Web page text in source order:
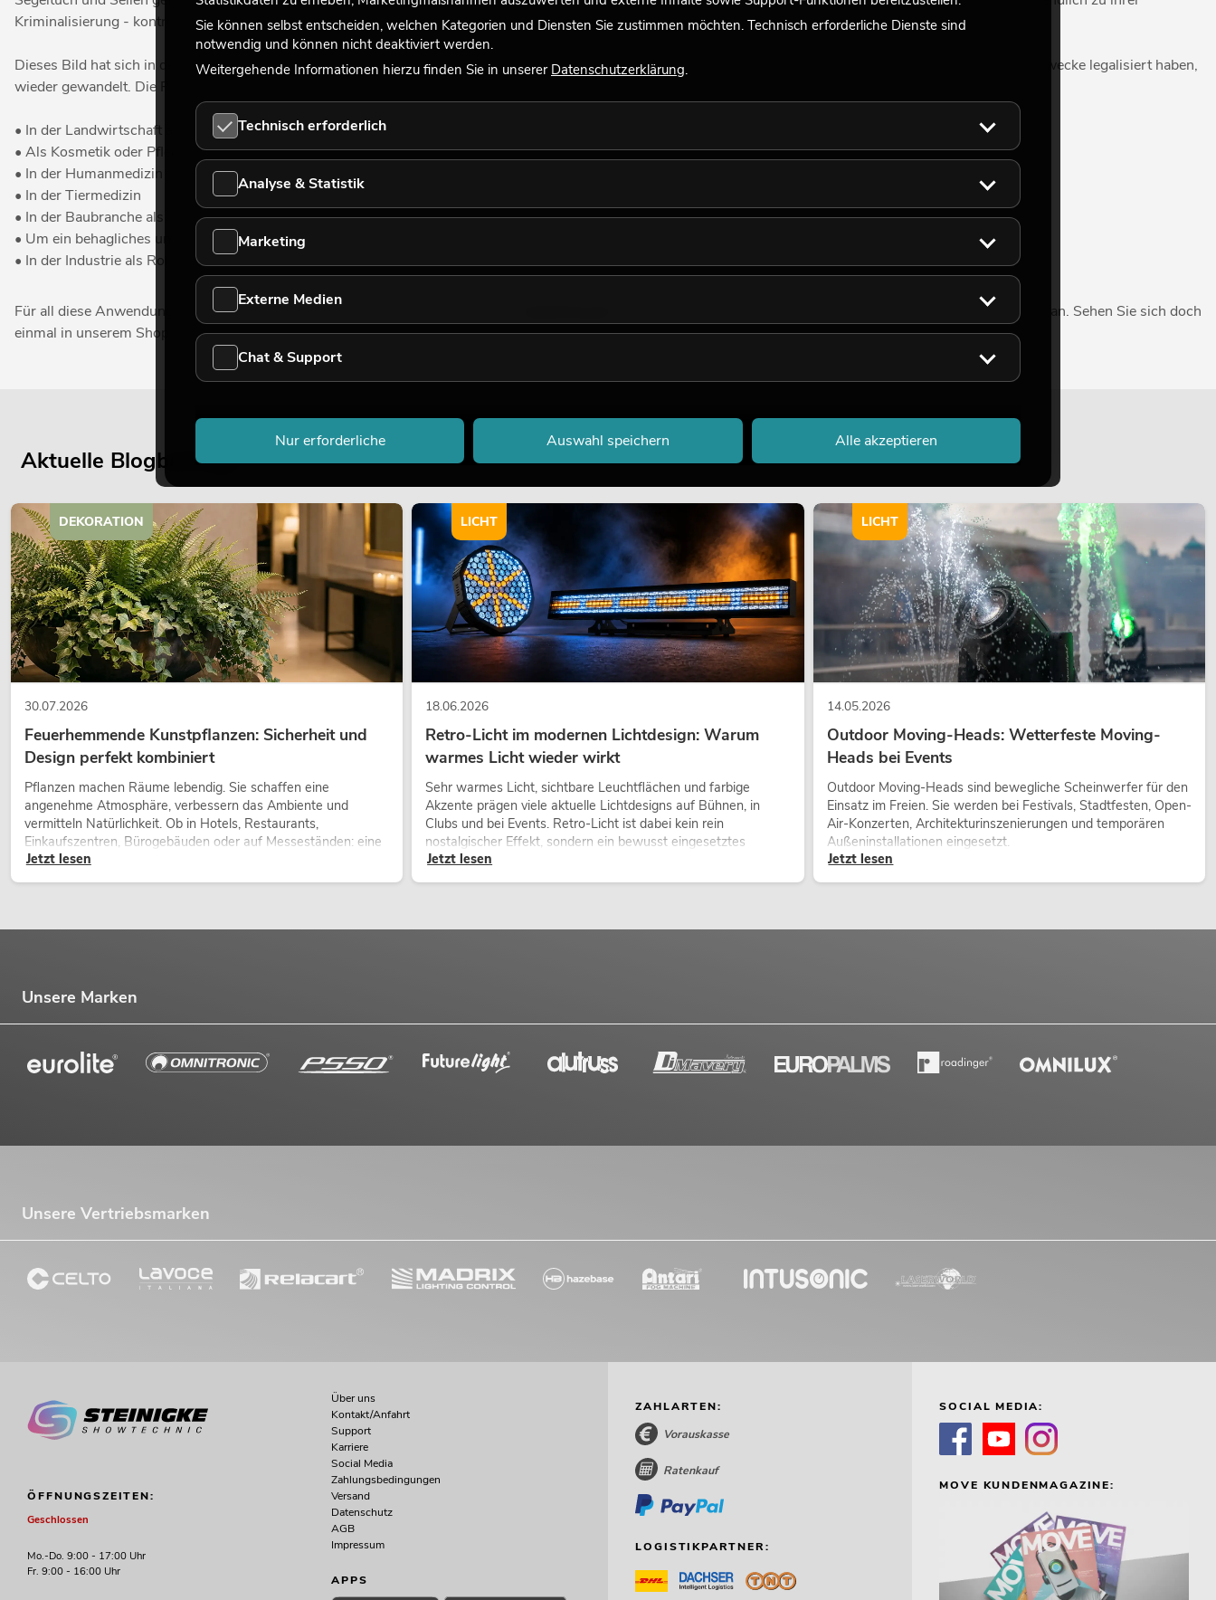
Kriminalisierung - kontrovers, da sie weiterhin für industrielle Zwecke angebaut wurde.
Dieses Bild hat sich in den letzten Jahrzehnten, in denen viele Länder Gesetzte erlassen haben die den Anbau von Hanfpflanzen für industrielle und medizinische Zwecke legalisiert haben,
wieder gewandelt. Die Pflanzen finden heute in vielfältigen Bereichen ihren Einsatz:
• In der Landwirtschaft als Dünger oder Viehfutter
• Als Kosmetik oder Pflegeprodukte
• In der Humanmedizin
• In der Tiermedizin
• In der Baubranche als Dämmstoffe
• Um ein behagliches und gesundes Raumklima in Häusern zu schaffen
• In der Industrie als Rohstofflieferant für Papier, Textilien und Seile
Für all diese Anwendungszwecke bieten sich die künstlichen Hanfpflanzen von
hervorragend als unverwüstliche (und unverfängliche) Werbeträger an. Sehen Sie sich doch
einmal in unserem Shop um: Hier finden Sie bestimmt die passende Dekoration für Ihr Ladenlokal, Ihre Apotheke oder Ihre Auslage.
Aktuelle Blogbeiträge
30.07.2026
Feuerhemmende Kunstpflanzen: Sicherheit und
Design perfekt kombiniert
Pflanzen machen Räume lebendig. Sie schaffen eine
angenehme Atmosphäre, verbessern das Ambiente und
vermitteln Natürlichkeit. Ob in Hotels, Restaurants,
Einkaufszentren, Bürogebäuden oder auf Messeständen: eine
hochwertige Begrünung gehört heute längst zum modernen
Raumkonzept.
Jetzt lesen
DEKORATION
18.06.2026
Retro-Licht im modernen Lichtdesign: Warum
warmes Licht wieder wirkt
Sehr warmes Licht, sichtbare Leuchtflächen und farbige
Akzente prägen viele aktuelle Lichtdesigns auf Bühnen, in
Clubs und bei Events. Retro-Licht ist dabei kein rein
nostalgischer Effekt, sondern ein bewusst eingesetztes
Gestaltungsmittel: Es schafft Atmosphäre, gibt Szenen
Charakter und kann technische LED-Setups emotionaler
Jetzt lesen
LICHT
14.05.2026
Outdoor Moving-Heads: Wetterfeste Moving-
Heads bei Events
Outdoor Moving-Heads sind bewegliche Scheinwerfer für den
Einsatz im Freien. Sie werden bei Festivals, Stadtfesten, Open-
Air-Konzerten, Architekturinszenierungen und temporären
Außeninstallationen eingesetzt.
Jetzt lesen
LICHT
Unsere Marken
Unsere Vertriebsmarken
ÖFFNUNGSZEITEN:
Geschlossen
Mo.-Do. 9:00 - 17:00 Uhr
Fr. 9:00 - 16:00 Uhr
Über uns
Kontakt/Anfahrt
Support
Karriere
Social Media
Zahlungsbedingungen
Versand
Datenschutz
AGB
Impressum
APPS
ZAHLARTEN:
Vorauskasse
Ratenkauf
LOGISTIKPARTNER:
SOCIAL MEDIA:
MOVE KUNDENMAGAZINE:
Sie können selbst entscheiden, welchen Kategorien und Diensten Sie zustimmen möchten. Technisch erforderliche Dienste sind
notwendig und können nicht deaktiviert werden.
Weitergehende Informationen hierzu finden Sie in unserer Datenschutzerklärung.
Technisch erforderlich
Analyse & Statistik
Marketing
Externe Medien
Chat & Support
Nur erforderliche Auswahl speichern Alle akzeptieren